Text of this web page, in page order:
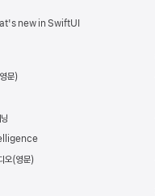
new in SwiftUI
오